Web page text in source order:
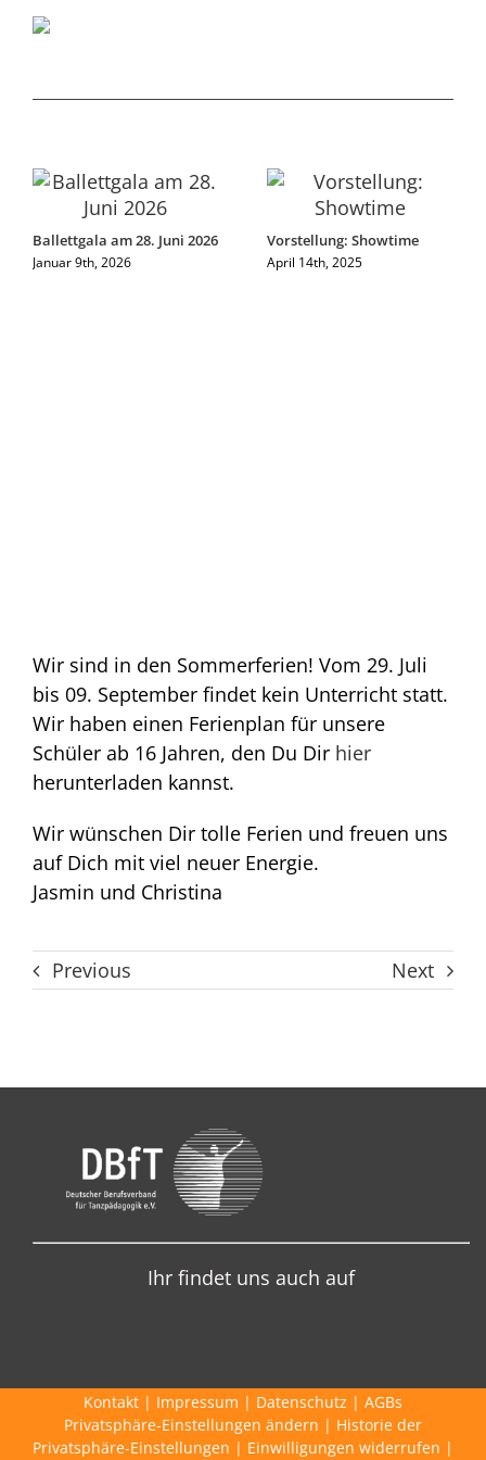
Ballettgala am 28. Juni 2026
Januar 9th, 2026
Vorstellung: Showtime
April 14th, 2025
Wir sind in den Sommerferien! Vom 29. Juli
bis 09. September findet kein Unterricht statt.
Wir haben einen Ferienplan für unsere
Schüler ab 16 Jahren, den Du Dir hier
herunterladen kannst.
Wir wünschen Dir tolle Ferien und freuen uns
auf Dich mit viel neuer Energie.
Jasmin und Christina
Previous Next
Ihr findet uns auch auf
Kontakt | Impressum | Datenschutz | AGBs
Privatsphäre-Einstellungen ändern | Historie der
Privatsphäre-Einstellungen | Einwilligungen widerrufen |